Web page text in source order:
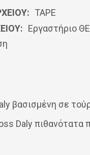
ΤΑΡΕ
Εργαστήριο
βασισμένη σε
Daly πιθανότατα